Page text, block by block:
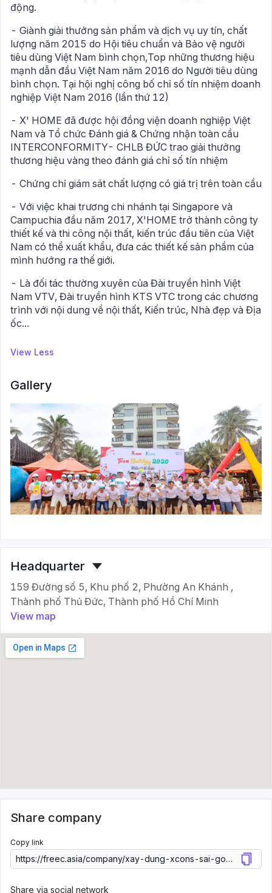
động.
- Giành giải thưởng sản phẩm và dịch vụ uy tín, chất
lượng năm 2015 do Hội tiêu chuẩn và Bảo vệ người
tiêu dùng Việt Nam bình chọn,Top những thương hiệu
mạnh dẫn đầu Việt Nam năm 2016 do Người tiêu dùng
bình chọn. Tại hội nghị công bố chỉ số tín nhiệm doanh
nghiệp Việt Nam 2016 (lần thứ 12)
- X' HOME đã được hội đồng viện doanh nghiệp Việt
Nam và Tổ chức Đánh giá & Chứng nhận toàn cầu
INTERCONFORMITY- CHLB ĐỨC trao giải thưởng
thương hiệu vàng theo đánh giá chỉ số tín nhiệm
- Chứng chỉ giám sát chất lượng có giá trị trên toàn cầu
- Với việc khai trương chi nhánh tại Singapore và
Campuchia đầu năm 2017, X'HOME trở thành công ty
thiết kế và thi công nội thất, kiến trúc đầu tiên của Việt
Nam có thể xuất khẩu, đưa các thiết kế sản phẩm của
mình hướng ra thế giới.
- Là đối tác thường xuyên của Đài truyền hình Việt
Nam VTV, Đài truyền hình KTS VTC trong các chương
trình với nội dung về nội thất, Kiến trúc, Nhà đẹp và Địa
ốc...
View Less
Gallery
Headquarter
159 Đường số 5, Khu phố 2, Phường An Khánh ,
Thành phố Thủ Đức, Thành phố Hồ Chí Minh
View map
Share company
Copy link
Share via social network